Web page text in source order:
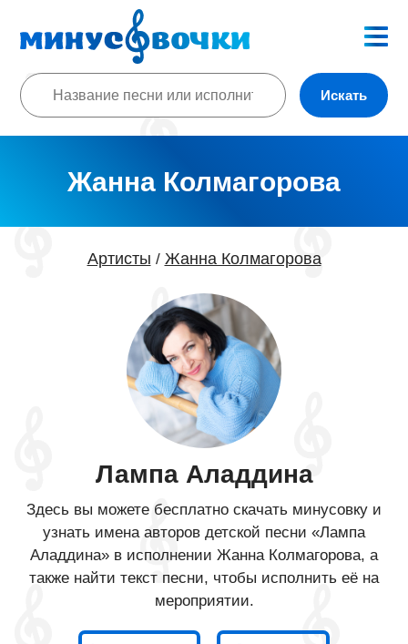
Искать
Жанна Колмагорова
Артисты / Жанна Колмагорова
Лампа Аладдина
Здесь вы можете бесплатно скачать минусовку и
узнать имена авторов детской песни «Лампа
Аладдина» в исполнении Жанна Колмагорова, а
также найти текст песни, чтобы исполнить её на
мероприятии.